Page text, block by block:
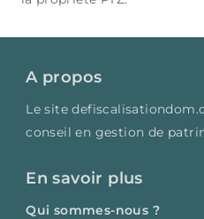
A propos
Le site
conseil en gestion de
En savoir plus
Qui sommes-nous ?